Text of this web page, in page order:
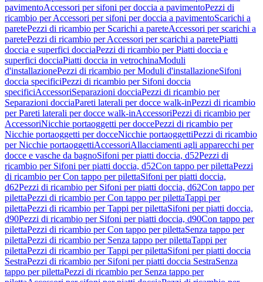
pavimentoAccessori per sifoni per doccia a pavimentoPezzi di
ricambio per Accessori per sifoni per doccia a pavimentoScarichi a
paretePezzi di ricambio per Scarichi a pareteAccessori per scarichi a
paretePezzi di ricambio per Accessori per scarichi a paretePiatti
doccia e superfici docciaPezzi di ricambio per Piatti doccia e
superfici docciaPiatti doccia in vetrochinaModuli
d'installazionePezzi di ricambio per Moduli d'installazioneSifoni
doccia specificiPezzi di ricambio per Sifoni doccia
specificiAccessoriSeparazioni docciaPezzi di ricambio per
Separazioni docciaPareti laterali per docce walk-inPezzi di ricambio
per Pareti laterali per docce walk-inAccessoriPezzi di ricambio per
AccessoriNicchie portaoggetti per doccePezzi di ricambio per
Nicchie portaoggetti per docceNicchie portaoggettiPezzi di ricambio
per Nicchie portaoggettiAccessoriAllacciamenti agli apparecchi per
docce e vasche da bagnoSifoni per piatti doccia, d52Pezzi di
ricambio per Sifoni per piatti doccia, d52Con tappo per pilettaPezzi
di ricambio per Con tappo per pilettaSifoni per piatti doccia,
d62Pezzi di ricambio per Sifoni per piatti doccia, d62Con tappo per
pilettaPezzi di ricambio per Con tappo per pilettaTappi per
pilettaPezzi di ricambio per Tappi per pilettaSifoni per piatti doccia,
d90Pezzi di ricambio per Sifoni per piatti doccia, d90Con tappo per
pilettaPezzi di ricambio per Con tappo per pilettaSenza tappo per
pilettaPezzi di ricambio per Senza tappo per pilettaTappi per
pilettaPezzi di ricambio per Tappi per pilettaSifoni per piatti doccia
SestraPezzi di ricambio per Sifoni per piatti doccia SestraSenza
tappo per pilettaPezzi di ricambio per Senza tappo per